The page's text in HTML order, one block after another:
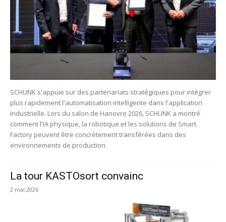
SCHUNK s'appuie sur des partenariats stratégiques pour intégrer
plus rapidement l'automatisation intelligente dans l'application
industrielle. Lors du salon de Hanovre 2026, SCHUNK a montré
comment l'IA physique, la robotique et les solutions de Smart
Factory peuvent être concrètement transférées dans des
environnements de production.
La tour KASTOsort convainc
2 mai 2026